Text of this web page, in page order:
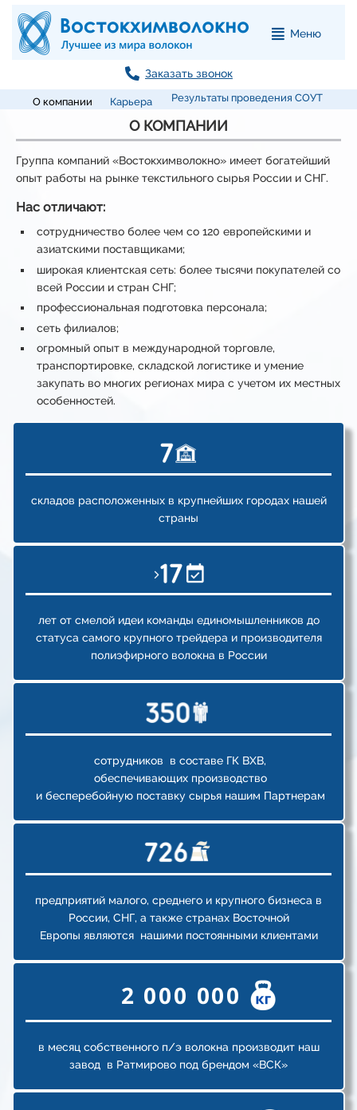
Меню
Заказать звонок
О компании Карьера Результаты проведения СОУТ
О КОМПАНИИ
Группа компаний «Востокхимволокно» имеет богатейший
опыт работы на рынке текстильного сырья России и СНГ.
Нас отличают:
сотрудничество более чем со 120 европейскими и
азиатскими поставщиками;
широкая клиентская сеть: более тысячи покупателей со
всей России и стран СНГ;
профессиональная подготовка персонала;
сеть филиалов;
огромный опыт в международной торговле,
транспортировке, складской логистике и умение
закупать во многих регионах мира с учетом их местных
особенностей.
складов расположенных в крупнейших городах нашей
страны
лет от смелой идеи команды единомышленников до
статуса самого крупного трейдера и производителя
полиэфирного волокна в России
сотрудников в составе ГК ВХВ,
обеспечивающих производство
и бесперебойную поставку сырья нашим Партнерам
предприятий малого, среднего и крупного бизнеса в
России, СНГ, а также странах Восточной
Европы являются нашими постоянными клиентами
2 000 000
в месяц собственного п/э волокна производит наш
завод в Ратмирово под брендом «ВСК»